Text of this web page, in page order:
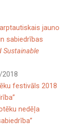
jauno
sabiedrības
Sustainable
2018
festivāls 2018
nedēļa